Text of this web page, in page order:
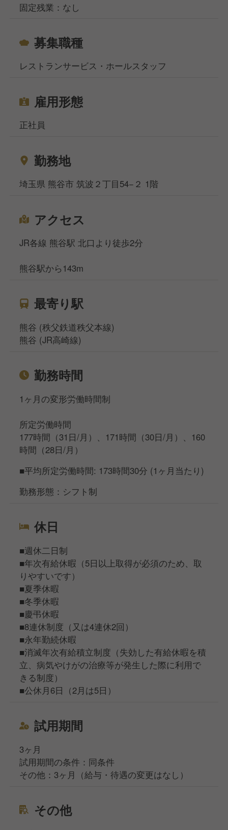
固定残業：なし
募集職種
レストランサービス・ホールスタッフ
雇用形態
正社員
勤務地
埼玉県 熊谷市 筑波２丁目54−２ 1階
アクセス
JR各線 熊谷駅 北口より徒歩2分
熊谷駅から143m
最寄り駅
熊谷 (秩父鉄道秩父本線)
熊谷 (JR高崎線)
勤務時間
1ヶ月の変形労働時間制
所定労働時間
177時間（31日/月）、171時間（30日/月）、160
時間（28日/月）
■平均所定労働時間: 173時間30分 (1ヶ月当たり)
勤務形態：シフト制
休日
■週休二日制
■年次有給休暇（5日以上取得が必須のため、取
りやすいです）
■夏季休暇
■冬季休暇
■慶弔休暇
■8連休制度（又は4連休2回）
■永年勤続休暇
■消滅年次有給積立制度（失効した有給休暇を積
立、病気やけがの治療等が発生した際に利用で
きる制度）
■公休月6日（2月は5日）
試用期間
3ヶ月
試用期間の条件：同条件
その他：3ヶ月（給与・待遇の変更はなし）
その他